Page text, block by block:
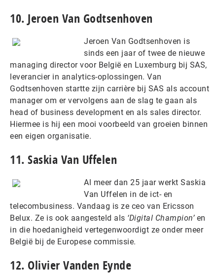
10. Jeroen Van Godtsenhoven
Jeroen Van Godtsenhoven is
sinds een jaar of twee de nieuwe
managing director voor België en Luxemburg bij SAS,
leverancier in analytics-oplossingen. Van
Godtsenhoven startte zijn carrière bij SAS als account
manager om er vervolgens aan de slag te gaan als
head of business development en als sales director.
Hiermee is hij een mooi voorbeeld van groeien binnen
een eigen organisatie.
11. Saskia Van Uffelen
Al meer dan 25 jaar werkt Saskia
Van Uffelen in de ict- en
telecombusiness. Vandaag is ze ceo van Ericsson
Belux. Ze is ook aangesteld als ‘Digital Champion’en
in die hoedanigheid vertegenwoordigt ze onder meer
België bij de Europese commissie.
12. Olivier Vanden Eynde